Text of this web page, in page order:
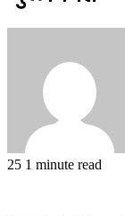
25 1 minute read